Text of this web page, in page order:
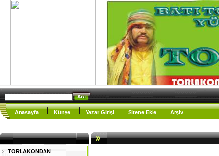
Anasayfa Künye Yazar Girişi Sitene Ekle Arşiv
TORLAKONDAN